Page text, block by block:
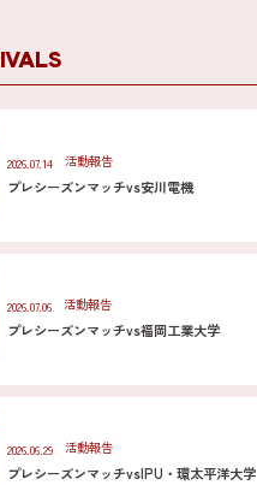
2026.07.14 活動報告
プレシーズンマッチvs安川電機
2026.07.06 活動報告
プレシーズンマッチvs福岡工業大学
2026.06.29 活動報告
プレシーズンマッチvsIPU・環太平洋大学